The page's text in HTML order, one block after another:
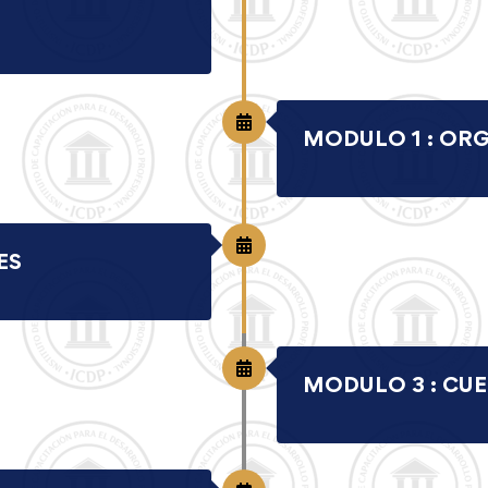
MODULO 1 :
MODULO 3 :